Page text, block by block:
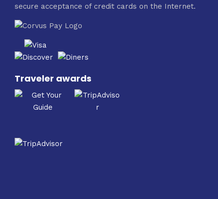
secure acceptance of credit cards on the Internet.
Traveler awards